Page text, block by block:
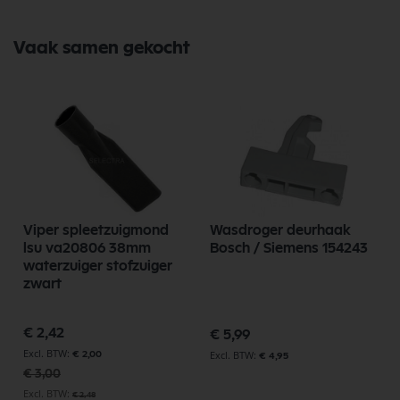
Vaak samen gekocht
Viper spleetzuigmond
lsu va20806 38mm
waterzuiger stofzuiger
zwart
Speciale
prijs
€ 2,42
€ 2,00
€ 3,00
€ 2,48
Wasdroger deurhaak
Bosch / Siemens 154243
€ 5,99
€ 4,95